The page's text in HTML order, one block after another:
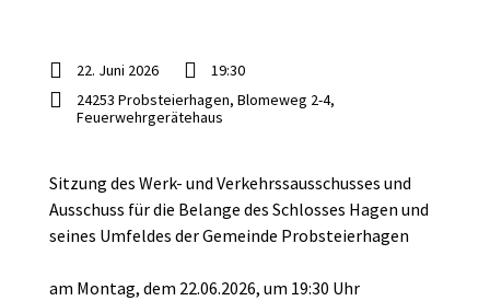
22. Juni 2026
19:30
24253 Probsteierhagen, Blomeweg 2-4,
Feuerwehrgerätehaus
Sitzung des Werk- und Verkehrssausschusses und
Ausschuss für die Belange des Schlosses Hagen und
seines Umfeldes der Gemeinde Probsteierhagen
am Montag, dem 22.06.2026, um 19:30 Uhr